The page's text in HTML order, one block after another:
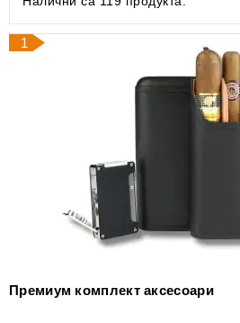
1
Премиум комплект аксесоари